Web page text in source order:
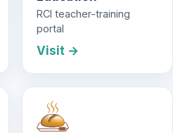
RCI teacher-training
portal
Visit →